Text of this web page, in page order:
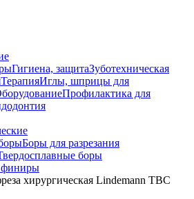
Гигиена, защитаЗуботехническая
ТерапияИглы, шприцы для
Профилактика для
Боры для разрезания
боры
финиры
хирургическая Lindemann ТВС